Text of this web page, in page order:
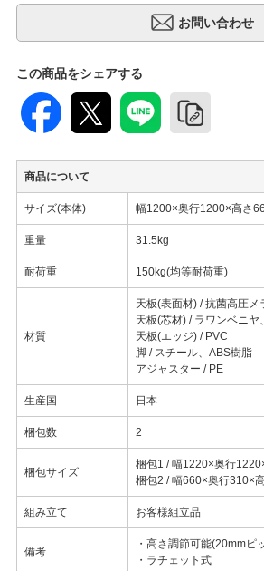
この商品をシェアする
商品について
サイズ(本体) 幅1200×奥行1200×高さ
重量 31.5kg
耐荷重 150kg(均等耐荷重)
材質
天板(表面材) / 抗菌高圧
天板(芯材) / ラワンベニ
天板(エッジ) / PVC
脚 / スチール、ABS樹脂
アジャスター / PE
生産国 日本
梱包数 2
梱包サイズ
梱包1 / 幅1220×奥行
梱包2 / 幅660×奥行310×
組み立て お客様組立品
備考
・高さ調節可能(20mmピ
・ラチェット式